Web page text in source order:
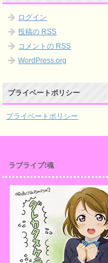
ログイン
投稿の RSS
コメントの RSS
WordPress.org
プライベートポリシー
プライベートポリシー
ラブライブ!魂